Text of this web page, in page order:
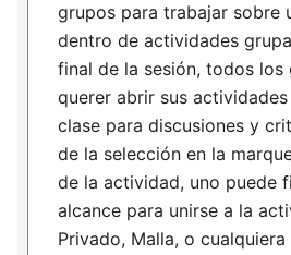
grupos para trabajar sobre
dentro de actividades
final de la sesión, todos los
querer abrir sus
clase para discusiones y
de la selección en la
de la actividad, uno puede
alcance para unirse a la
Privado, Malla, o